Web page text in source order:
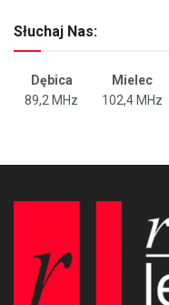
Słuchaj Nas:
Dębica Mielec
89,2 MHz
102,4 MHz